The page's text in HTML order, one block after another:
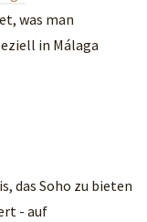
was man
in Málaga
das Soho zu bieten
- auf